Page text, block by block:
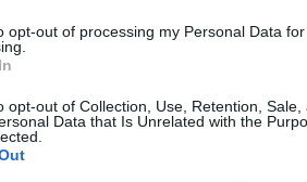
opt-out of processing my Personal Data for
opt-out of Collection, Use, Retention, Sale,
Data that Is Unrelated with the
με το